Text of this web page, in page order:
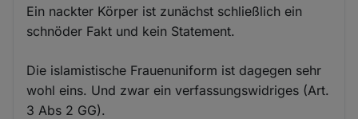
Ein nackter Körper ist zunächst schließlich ein
schnöder Fakt und kein Statement.
Die islamistische Frauenuniform ist dagegen sehr
wohl eins. Und zwar ein verfassungswidriges (Art.
3 Abs 2 GG).